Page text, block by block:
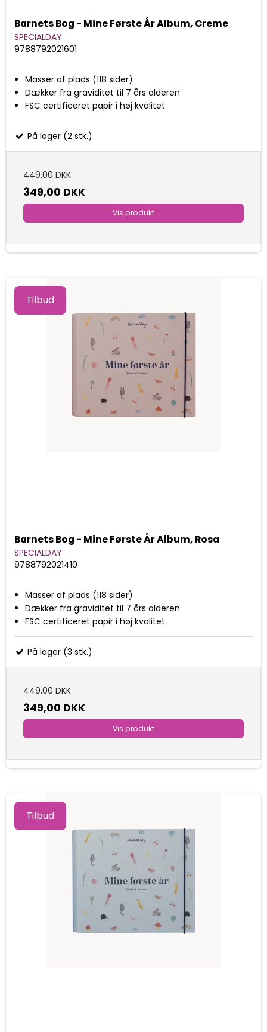
Barnets Bog - Mine Første År Album, Creme
SPECIALDAY
9788792021601
Masser af plads (118 sider)
Dækker fra graviditet til 7 års alderen
FSC certificeret papir i høj kvalitet
På lager (2 stk.)
449,00 DKK
349,00 DKK
Vis produkt
Tilbud
Barnets Bog - Mine Første År Album, Rosa
SPECIALDAY
9788792021410
Masser af plads (118 sider)
Dækker fra graviditet til 7 års alderen
FSC certificeret papir i høj kvalitet
På lager (3 stk.)
449,00 DKK
349,00 DKK
Vis produkt
Tilbud